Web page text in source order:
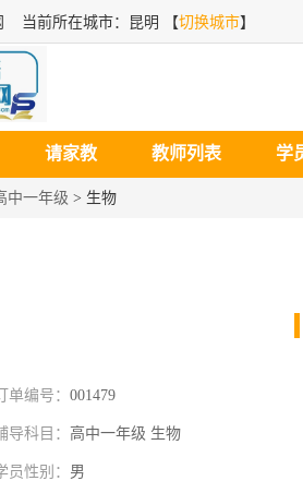
当前所在城市：昆明 【切换城市】
请家教 教师列表 学
中一年级 > 生物
单编号： 001479
导科目： 高中一年级 生物
员性别： 男